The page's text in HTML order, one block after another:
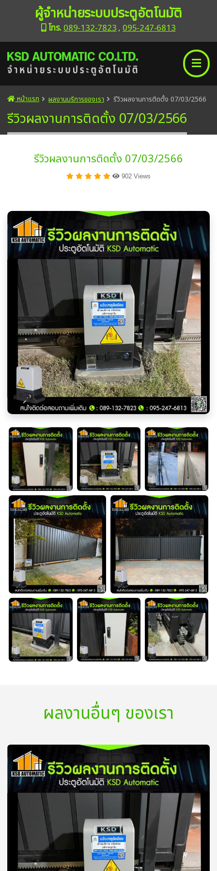
ผู้จำหน่ายระบบประตูอัตโนมัติ
โทร.089-132-7823, 095-247-6813
หน้าแรก ผลงานบริการของเรา รีวิวผลงานการติดตั้ง 07/03/2566
รีวิวผลงานการติดตั้ง 07/03/2566
รีวิวผลงานการติดตั้ง 07/03/2566
902 Views
ผลงานอื่นๆ ของเรา